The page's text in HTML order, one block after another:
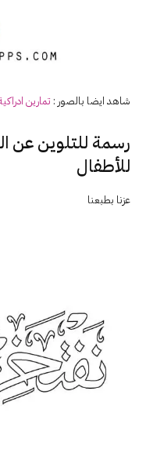
شاهد ايضا بالصور : تمارين
للأطفال
عزنا بطبعنا